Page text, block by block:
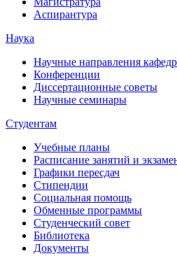
Аспирантура
Наука
Научные направления кафедр
Конференции
Диссертационные советы
Научные семинары
Студентам
Учебные планы
Расписание занятий и
Графики пересдач
Стипендии
Социальная помощь
Обменные программы
Студенческий совет
Библиотека
Документы